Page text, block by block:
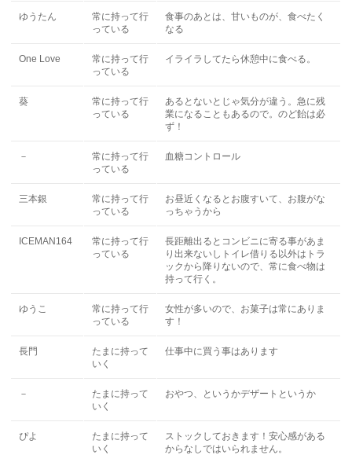
ゆうたん
常に持って行
っている
食事のあとは、甘いものが、食べたく
なる
One Love
常に持って行
っている
イライラしてたら休憩中に食べる。
葵
常に持って行
っている
あるとないとじゃ気分が違う。急に残
業になることもあるので。のど飴は必
ず！
－
常に持って行
っている
血糖コントロール
三本銀
常に持って行
っている
お昼近くなるとお腹すいて、お腹がな
っちゃうから
ICEMAN164
常に持って行
っている
長距離出るとコンビニに寄る事があま
り出来ないしトイレ借りる以外はトラ
ックから降りないので、常に食べ物は
持って行く。
ゆうこ
常に持って行
っている
女性が多いので、お菓子は常にありま
す！
長門
たまに持って
いく
仕事中に買う事はあります
－
たまに持って
いく
おやつ、というかデザートというか
ぴよ
たまに持って
いく
ストックしておきます！安心感がある
からなしではいられません。